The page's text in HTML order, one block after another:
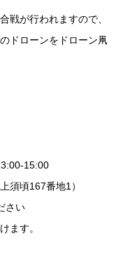
戦が行われますので、
ドローンを ドローン凧
15:00
須頃167番地1）
い
ます。